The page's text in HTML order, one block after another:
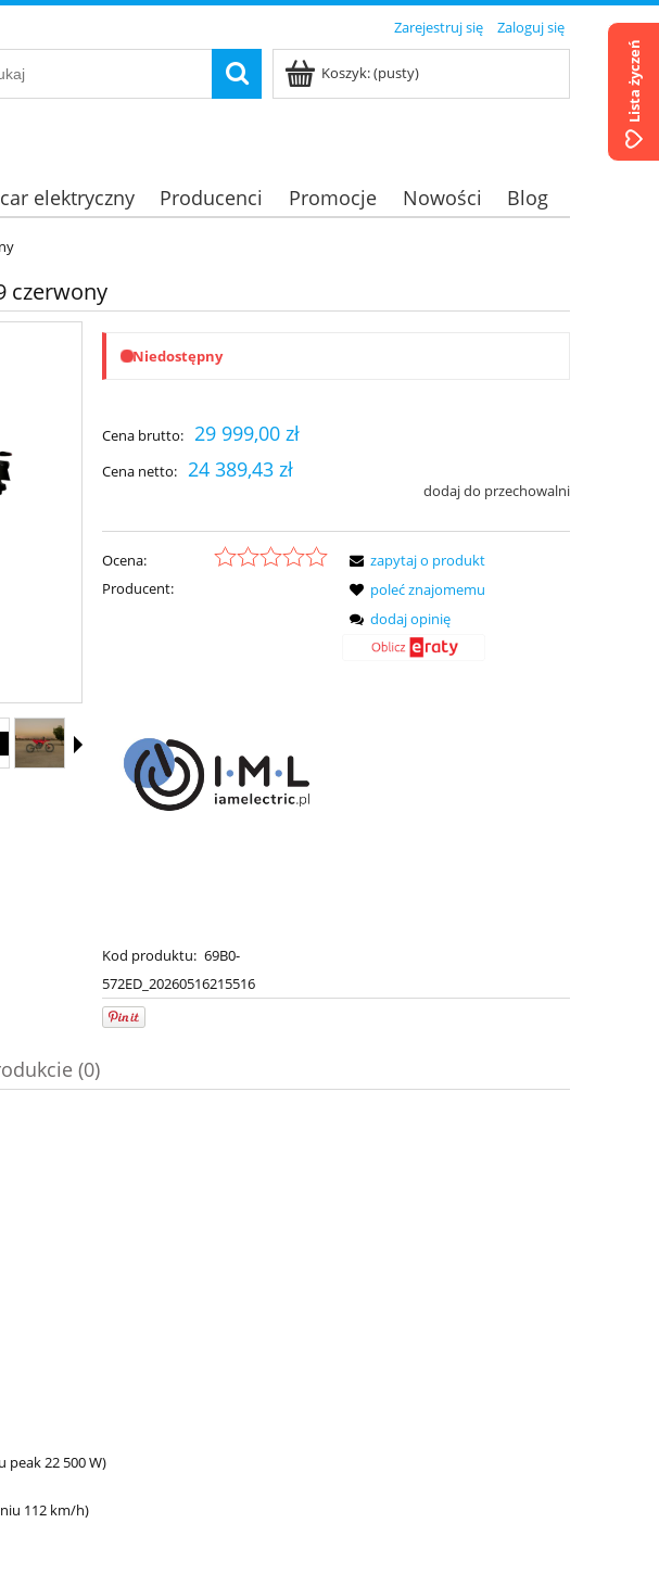
Zarejestruj się Zaloguj się
Koszyk:(pusty)
elektryczny Producenci Promocje Nowości Blog
czerwony
Niedostępny
Cena brutto: 29 999,00 zł
Cena netto: 24 389,43 zł
dodaj do przechowalni
Ocena:
Producent:
Kod produktu: 69B0-
572ED_20260516215516
zapytaj o produkt
poleć znajomemu
dodaj opinię
(0)
peak 22 500 W)
112 km/h)
Lista życzeń